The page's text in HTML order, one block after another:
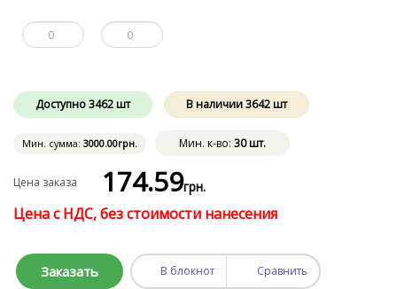
Доступно3462 шт В наличии3642шт
Мин. сумма: 3000.00грн. Мин. к-во: 30 шт.
Цена заказа 174.59грн.
Цена с НДС, без стоимости нанесения
Заказать В блокнот Сравнить